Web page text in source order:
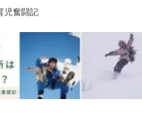
児奮闘記